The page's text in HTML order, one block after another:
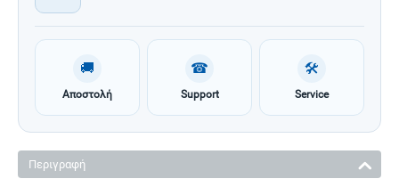
🚚
Αποστολή
☎
Support
🛠
Service
Περιγραφή